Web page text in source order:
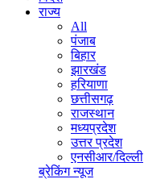
राज्य
All
पंजाब
बिहार
झारखंड
हरियाणा
छत्तीसगढ़
राजस्थान
मध्यप्रदेश
उत्तर प्रदेश
एनसीआर/दिल्ली
ब्रेकिंग न्यूज